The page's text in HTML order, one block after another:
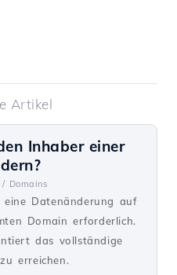
Artikel
Inhaber einer
/ Domains
Datenänderung auf
Domain erforderlich.
das vollständige
erreichen.